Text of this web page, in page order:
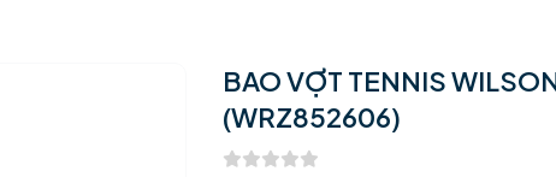
BAO VỢT TENNIS
(WRZ852606)